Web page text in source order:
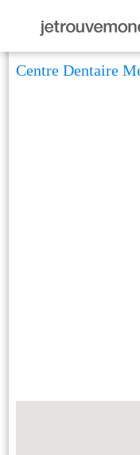
Centre Dentaire